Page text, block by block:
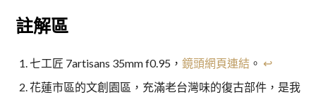
註解區
七工匠 7artisans 35mm f0.95， 鏡頭網頁連結。 ↩︎
花蓮市區的文創園區，充滿老台灣味的復古部件，是我